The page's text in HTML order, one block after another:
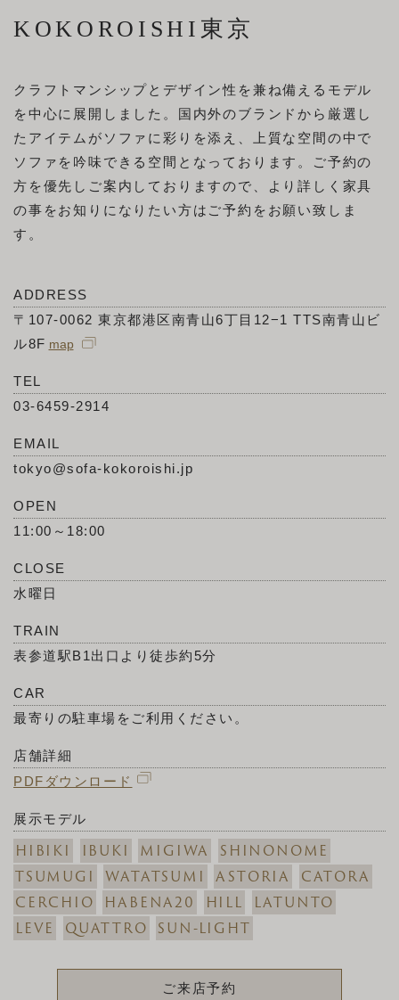
KOKOROISHI東京
クラフトマンシップとデザイン性を兼ね備えるモデル
を中心に展開しました。国内外のブランドから厳選し
たアイテムがソファに彩りを添え、上質な空間の中で
ソファを吟味できる空間となっております。ご予約の
方を優先しご案内しておりますので、より詳しく家具
の事をお知りになりたい方はご予約をお願い致しま
す。
ADDRESS
〒107-0062 東京都港区南青山6丁目12−1 TTS南青山ビ
ル8F
TEL
03-6459-2914
EMAIL
tokyo@sofa-kokoroishi.jp
OPEN
11:00～18:00
CLOSE
水曜日
TRAIN
表参道駅B1出口より徒歩約5分
CAR
最寄りの駐車場をご利用ください。
店舗詳細
PDFダウンロード
展示モデル
HIBIKI IBUKI MIGIWA
SHINONOME
TSUMUGI
WATATSUMI ASTORIA
CATORA
CERCHIO
HABENA20 HILL
LATUNTO
LEVE
QUATTRO SUN-LIGHT
ご来店予約